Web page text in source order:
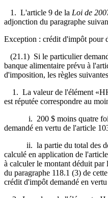
1. L'article 9 de la Loi de
adjonction du paragraphe
Exception : crédit d'impôt pour
(21.1) Si le particulier
banque alimentaire prévu à
d'imposition, les règles
1. La valeur de l'élément
est réputée correspondre au
i. 200 $ moins quatre fois
demandé en vertu de l'article
ii. la partie du total des
calculé en application de
à calculer le montant déduit
du paragraphe 118.1 (3) de
crédit d'impôt demandé en